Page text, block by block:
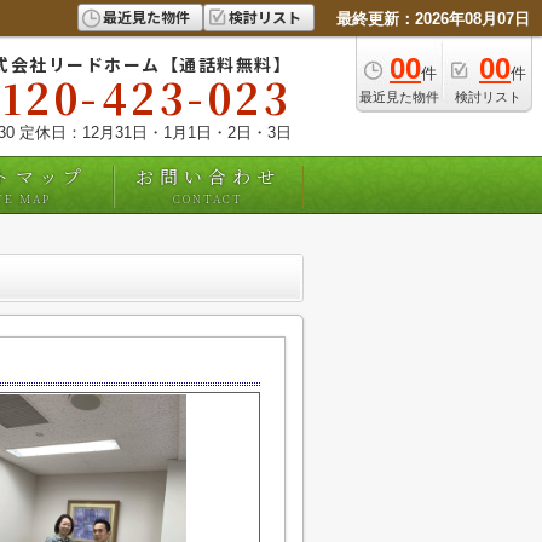
最近見た物件 検討リスト 最終更新：2026年08月07日
00件
最近見た物件
00件
検討リスト
会社リードホーム【通話料無料】
423-023
定休日：12月31日・1月1日・2日・3日
マップ
MAP
お問い合わせ
CONTACT